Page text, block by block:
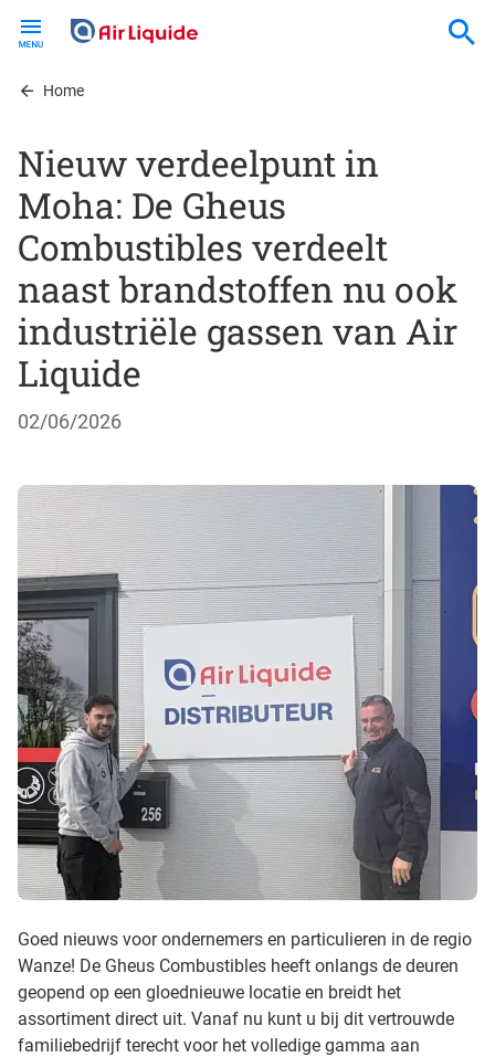
contentHome
Nieuw verdeelpunt in
Moha: De Gheus
Combustibles verdeelt
naast brandstoffen nu ook
industriële gassen van Air
Liquide
02/06/2026
Goed nieuws voor ondernemers en particulieren in de regio
Wanze! De Gheus Combustibles heeft onlangs de deuren
geopend op een gloednieuwe locatie en breidt het
assortiment direct uit. Vanaf nu kunt u bij dit vertrouwde
familiebedrijf terecht voor het volledige gamma aan